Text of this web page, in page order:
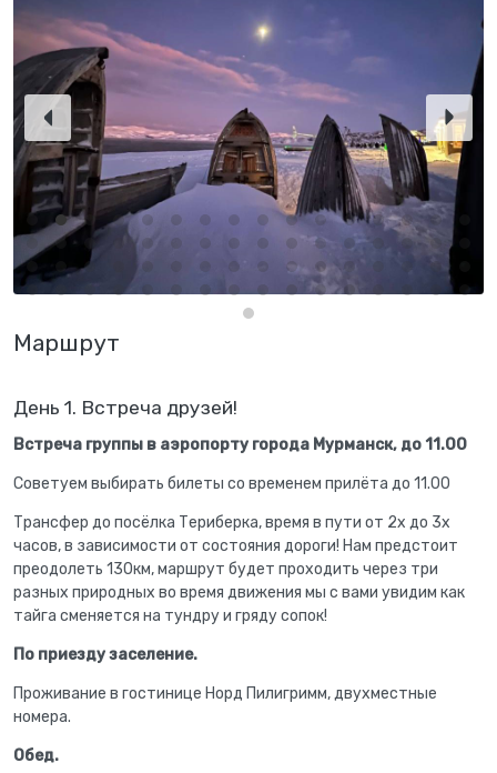
Маршрут
День 1. Встреча друзей!
Встреча группы в аэропорту города Мурманск, до 11.00
Советуем выбирать билеты со временем прилёта до 11.00
Трансфер до посёлка Териберка, время в пути от 2х до 3х
часов, в зависимости от состояния дороги! Нам предстоит
преодолеть 130км, маршрут будет проходить через три
разных природных во время движения мы с вами увидим как
тайга сменяется на тундру и гряду сопок!
По приезду заселение.
Проживание в гостинице Норд Пилигримм, двухместные
номера.
Обед.